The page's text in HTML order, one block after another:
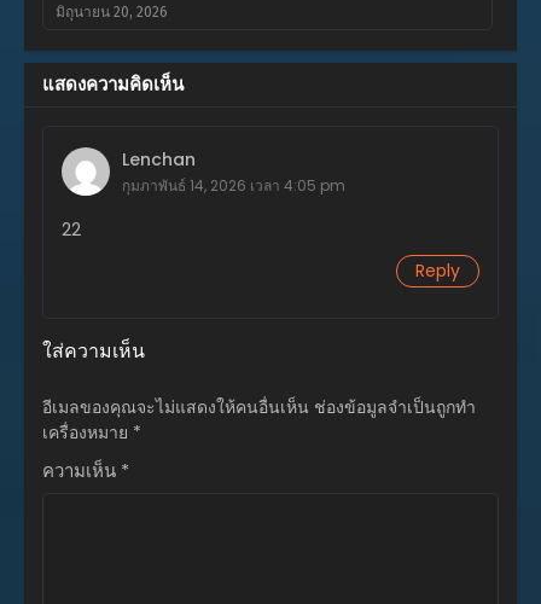
มิถุนายน 20, 2026
ตอนที่ 34
มิถุนายน 20, 2026
พฤษภาคม 18, 2026
พฤษภาคม 18, 2026
ตอนที่ 30
ตอนที่ 29
แสดงความคิดเห็น
Lenchan
กุมภาพันธ์ 14, 2026 เวลา 4:05 pm
22
Reply
ใส่ความเห็น
อีเมลของคุณจะไม่แสดงให้คนอื่นเห็น ช่องข้อมูลจำเป็นถูกทำ
เครื่องหมาย *
ความเห็น *